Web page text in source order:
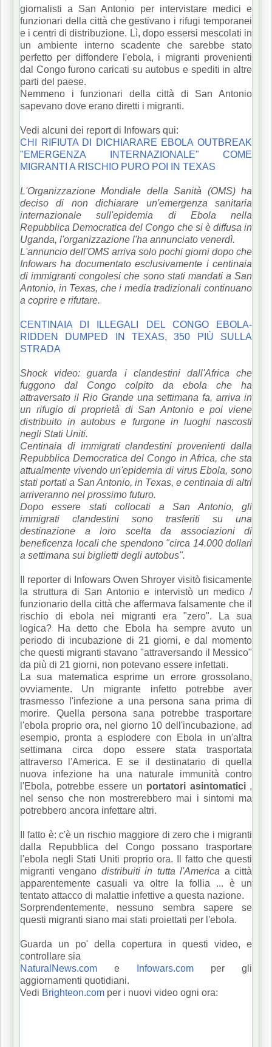
giornalisti a San Antonio per intervistare medici e
funzionari della città che gestivano i rifugi temporanei
e i centri di distribuzione. Lì, dopo essersi mescolati in
un ambiente interno scadente che sarebbe stato
perfetto per diffondere l'ebola, i migranti provenienti
dal Congo furono caricati su autobus e spediti in altre
parti del paese.
Nemmeno i funzionari della città di San Antonio
sapevano dove erano diretti i migranti.
Vedi alcuni dei report di Infowars qui:
CHI RIFIUTA DI DICHIARARE EBOLA OUTBREAK
"EMERGENZA INTERNAZIONALE" COME
MIGRANTI A RISCHIO PURO POI IN TEXAS
L'Organizzazione Mondiale della Sanità (OMS) ha
deciso di non dichiarare un'emergenza sanitaria
internazionale sull'epidemia di Ebola nella
Repubblica Democratica del Congo che si è diffusa in
Uganda, l'organizzazione l'ha annunciato venerdì.
L'annuncio dell'OMS arriva solo pochi giorni dopo che
Infowars ha documentato esclusivamente i centinaia
di immigranti congolesi che sono stati mandati a San
Antonio, in Texas, che i media tradizionali continuano
a coprire e rifutare.
CENTINAIA DI ILLEGALI DEL CONGO EBOLA-
RIDDEN DUMPED IN TEXAS, 350 PIÙ SULLA
STRADA
Shock video: guarda i clandestini dall'Africa che
fuggono dal Congo colpito da ebola che ha
attraversato il Rio Grande una settimana fa, arriva in
un rifugio di proprietà di San Antonio e poi viene
distribuito in autobus e furgone in luoghi nascosti
negli Stati Uniti.
Centinaia di immigrati clandestini provenienti dalla
Repubblica Democratica del Congo in Africa, che sta
attualmente vivendo un'epidemia di virus Ebola, sono
stati portati a San Antonio, in Texas, e centinaia di altri
arriveranno nel prossimo futuro.
Dopo essere stati collocati a San Antonio, gli
immigrati clandestini sono trasferiti su una
destinazione a loro scelta da associazioni di
beneficenza locali che spendono "circa 14.000 dollari
a settimana sui biglietti degli autobus".
Il reporter di Infowars Owen Shroyer visitò fisicamente
la struttura di San Antonio e intervistò un medico /
funzionario della città che affermava falsamente che il
rischio di ebola nei migranti era "zero". La sua
logica?
Ha detto che Ebola ha sempre avuto un
periodo di incubazione di 21 giorni, e dal momento
che questi migranti stavano "attraversando il Messico"
da più di 21 giorni, non potevano essere infettati.
La sua matematica esprime un errore grossolano,
ovviamente. Un migrante infetto potrebbe aver
trasmesso l'infezione a una persona sana prima di
morire. Quella persona sana potrebbe trasportare
l'ebola proprio ora, nel giorno 10 dell'incubazione, ad
esempio, pronta a esplodere con Ebola in un'altra
settimana circa dopo essere stata trasportata
attraverso l'America.
E se il destinatario di quella
nuova infezione ha una naturale immunità contro
l'Ebola, potrebbe essere un portatori asintomatici,
nel senso che non mostrerebbero mai i sintomi ma
potrebbero ancora infettare altri.
Il fatto è: c'è un rischio maggiore di zero che i migranti
dalla Repubblica del Congo possano trasportare
l'ebola negli Stati Uniti proprio ora.
Il fatto che questi
migranti vengano distribuiti in tutta l'America a città
apparentemente casuali va oltre la follia ... è un
tentato attacco di malattie infettive a questa nazione.
Sorprendentemente, nessuno sembra sapere se
questi migranti siano mai stati proiettati per l'ebola.
Guarda un po' della copertura in questi video, e
controllare sia
NaturalNews.com e Infowars.com per gli
aggiornamenti quotidiani.
Vedi Brighteon.com per i nuovi video ogni ora: